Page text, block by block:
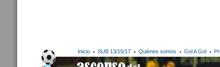
Inicio SUB 13/15/17 Quiénes somos Gol A Gol